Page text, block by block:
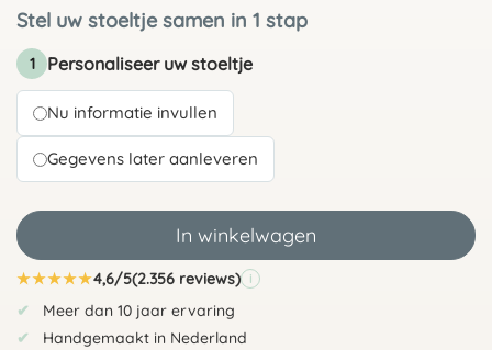
Stel uw stoeltje samen in 1 stap
1 Personaliseer uw stoeltje
Nu informatie invullen
Gegevens later aanleveren
In winkelwagen
★★★★★4,6/5(2.356 reviews) i
Meer dan 10 jaar ervaring
Handgemaakt in Nederland